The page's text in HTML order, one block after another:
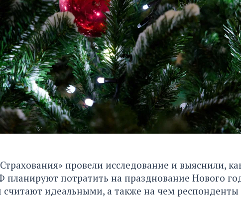
провели исследование и выяснили,
планируют потратить на празднование Нового
считают идеальными, а также на чем респонденты